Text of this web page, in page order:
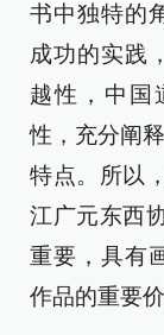
书中独特的
成功的实践
越性，中国
性，充分阐
特点。所以
江广元东西
重要，具有
作品的重要